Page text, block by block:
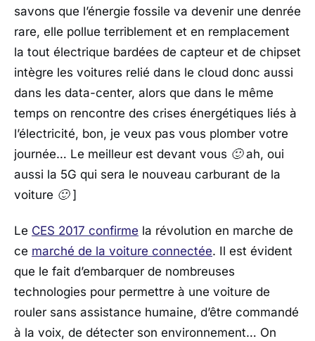
savons que l’énergie fossile va devenir une denrée
rare, elle pollue terriblement et en remplacement
la tout électrique bardées de capteur et de chipset
intègre les voitures relié dans le cloud donc aussi
dans les data-center, alors que dans le même
temps on rencontre des crises énergétiques liés à
l’électricité, bon, je veux pas vous plomber votre
journée… Le meilleur est devant vous 🙂 ah, oui
aussi la 5G qui sera le nouveau carburant de la
voiture 🙂 ]
Le CES 2017 confirme la révolution en marche de
ce marché de la voiture connectée. Il est évident
que le fait d’embarquer de nombreuses
technologies pour permettre à une voiture de
rouler sans assistance humaine, d’être commandé
à la voix, de détecter son environnement… On